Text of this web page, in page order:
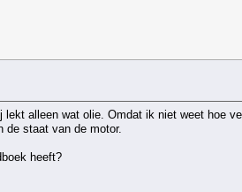
alleen wat olie. Omdat ik niet weet hoe
de staat van de motor.
heeft?